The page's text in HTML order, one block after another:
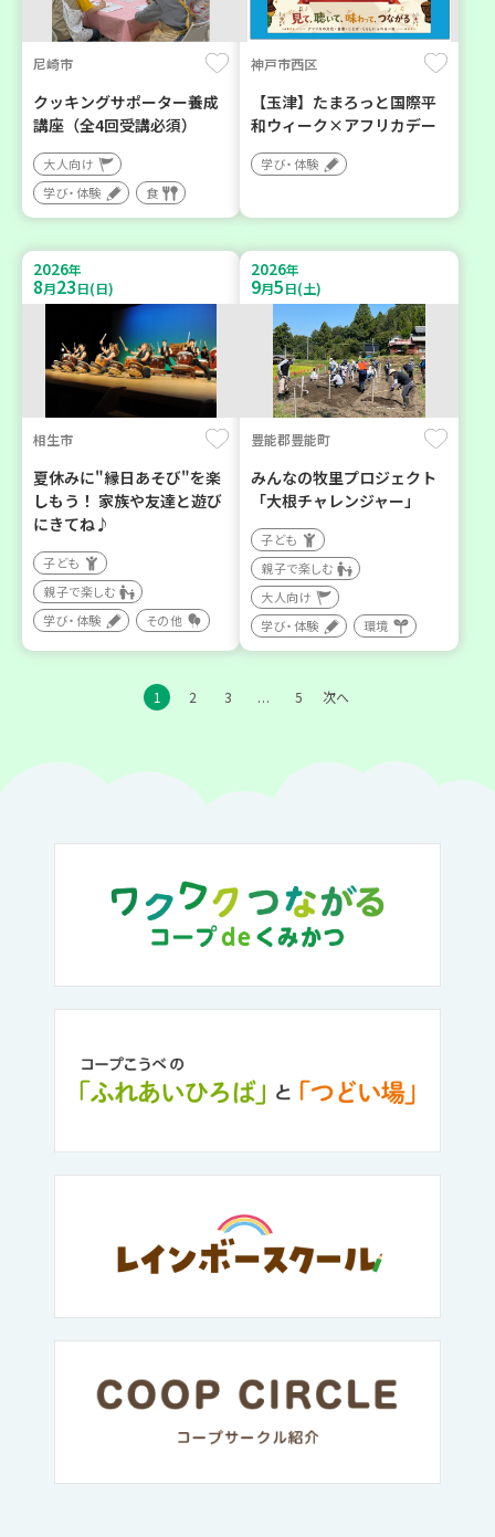
尼崎市
クッキングサポーター養成
講座（全4回受講必須）
大人向け
学び・体験
食
神戸市西区
【玉津】たまろっと国際平
和ウィーク×アフリカデー
学び・体験
2026年
8月23日(日)
相生市
夏休みに"縁日あそび"を楽
しもう！ 家族や友達と遊び
にきてね♪
子ども
親子で楽しむ
学び・体験
その他
2026年
9月5日(土)
豊能郡豊能町
みんなの牧里プロジェクト
「大根チャレンジャー」
子ども
親子で楽しむ
大人向け
学び・体験
環境
1 2 3 … 5 次へ